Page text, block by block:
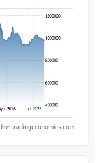
tradingeconomics.com